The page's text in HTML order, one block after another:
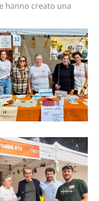
hanno creato una